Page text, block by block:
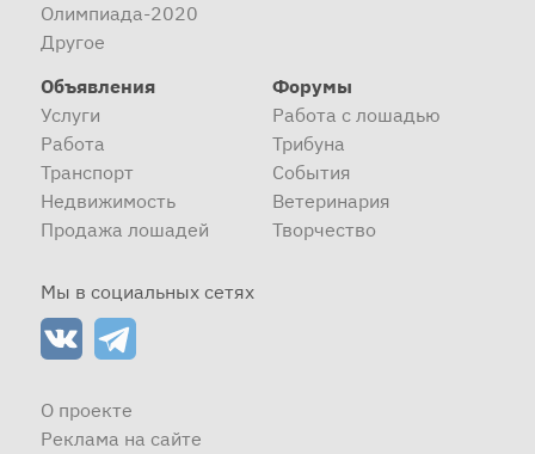
Олимпиада-2020
Другое
Объявления
Услуги
Работа
Транспорт
Недвижимость
Продажа лошадей
Форумы
Работа с лошадью
Трибуна
События
Ветеринария
Творчество
Мы в социальных сетях
О проекте
Реклама на сайте